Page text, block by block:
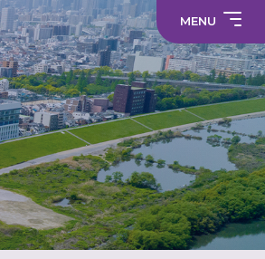
MENU
情
報
員
採
情
報
サ
イ
ト
マ
ッ
プ
プ
イ
バ
シ
ー
ポ
リ
シ
ー
部
活
動
に
係
る
活
動
方
針
（高
校）
部
活
動
の
在
り
方
に
関
す
る
活
動
方
針
財
務
報
学
校
評
価
就
活
ラ
ス
メ
ン
ト
防
止・
制服
メディア
常翔メタ